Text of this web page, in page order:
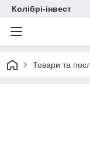
Колібрі-інвест
Товари та